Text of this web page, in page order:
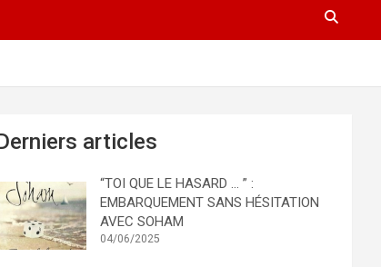
articles
“TOI QUE LE HASARD … ” :
EMBARQUEMENT SANS HÉSITATION
AVEC SOHAM
04/06/2025